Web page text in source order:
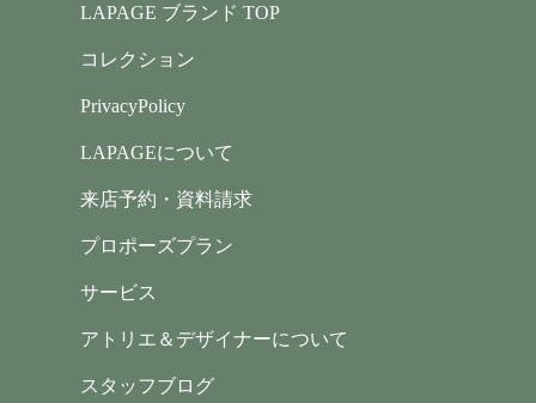
LAPAGE ブランド TOP
コレクション
PrivacyPolicy
LAPAGEについて
来店予約・資料請求
プロポーズプラン
サービス
アトリエ＆デザイナーについて
スタッフブログ